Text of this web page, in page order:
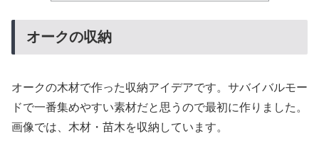
オークの収納
オークの木材で作った収納アイデアです。サバイバルモー
ドで一番集めやすい素材だと思うので最初に作りました。
画像では、木材・苗木を収納しています。